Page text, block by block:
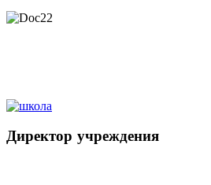
Директор учреждения